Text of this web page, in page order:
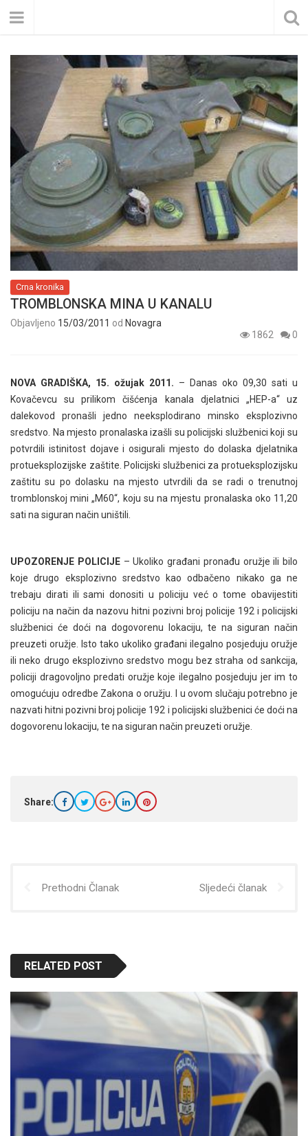
Crna kronika
TROMBLONSKA MINA U KANALU
Objavljeno 15/03/2011 od Novagra
1862
0
NOVA GRADIŠKA, 15. ožujak 2011. – Danas oko 09,30 sati u
Kovačevcu su prilikom čišćenja kanala djelatnici „HEP-a“ uz
dalekovod pronašli jedno neeksplodirano minsko eksplozivno
sredstvo. Na mjesto pronalaska izašli su policijski službenici koji su
potvrdili istinitost dojave i osigurali mjesto do dolaska djelatnika
protueksplozijske zaštite. Policijski službenici za protueksplozijsku
zaštitu su po dolasku na mjesto utvrdili da se radi o trenutnoj
tromblonskoj mini „M60“, koju su na mjestu pronalaska oko 11,20
sati na siguran način uništili.
UPOZORENJE POLICIJE– Ukoliko građani pronađu oružje ili bilo
koje drugo eksplozivno sredstvo kao odbačeno nikako ga ne
trebaju dirati ili sami donositi u policiju već o tome obavijestiti
policiju na način da nazovu hitni pozivni broj policije 192 i policijski
službenici će doći na dogovorenu lokaciju, te na siguran način
preuzeti oružje. Isto tako ukoliko građani ilegalno posjeduju oružje
ili neko drugo eksplozivno sredstvo mogu bez straha od sankcija,
policiji dragovoljno predati oružje koje ilegalno posjeduju jer im to
omogućuju odredbe Zakona o oružju. I u ovom slučaju potrebno je
nazvati hitni pozivni broj policije 192 i policijski službenici će doći na
dogovorenu lokaciju, te na siguran način preuzeti oružje.
Share:
Prethodni Članak Sljedeći članak
RELATED POST